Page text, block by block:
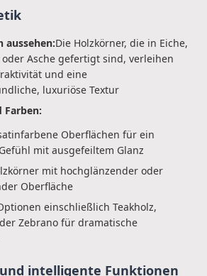
aussehen:Die Holzkörner, die in Eiche,
Asche gefertigt sind, verleihen
und eine
luxuriöse Textur
Farben:
Oberflächen für ein
mit ausgefeiltem Glanz
mit hochglänzender oder
Oberfläche
einschließlich Teakholz,
Zebrano für dramatische
intelligente Funktionen